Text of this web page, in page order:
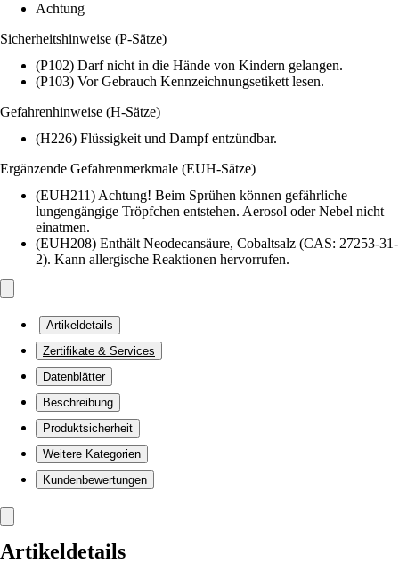
Achtung
Sicherheitshinweise (P-Sätze)
(P102) Darf nicht in die Hände von Kindern gelangen.
(P103) Vor Gebrauch Kennzeichnungsetikett lesen.
Gefahrenhinweise (H-Sätze)
(H226) Flüssigkeit und Dampf entzündbar.
Ergänzende Gefahrenmerkmale (EUH-Sätze)
(EUH211) Achtung! Beim Sprühen können gefährliche
lungengängige Tröpfchen entstehen. Aerosol oder Nebel nicht
einatmen.
(EUH208) Enthält Neodecansäure, Cobaltsalz (CAS: 27253-31-
2). Kann allergische Reaktionen hervorrufen.
Artikeldetails
Zertifikate & Services
Datenblätter
Beschreibung
Produktsicherheit
Weitere Kategorien
Kundenbewertungen
Artikeldetails